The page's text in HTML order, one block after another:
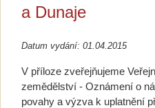
a Dunaje
Datum vydání: 01.04.2015
V příloze zveřejňujeme
zemědělství - Oznámení o
povahy a výzva k uplatnění